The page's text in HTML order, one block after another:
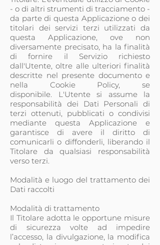
- o di altri strumenti di tracciamento -
da parte di questa Applicazione o dei
titolari dei servizi terzi utilizzati da
questa Applicazione, ove non
diversamente precisato, ha la finalità
di fornire il Servizio richiesto
dall'Utente, oltre alle ulteriori finalità
descritte nel presente documento e
nella Cookie Policy, se
disponibile. L'Utente si assume la
responsabilità dei Dati Personali di
terzi ottenuti, pubblicati o condivisi
mediante questa Applicazione e
garantisce di avere il diritto di
comunicarli o diffonderli, liberando il
Titolare da qualsiasi responsabilità
verso terzi.
Modalità e luogo del trattamento dei
Dati raccolti
Modalità di trattamento
Il Titolare adotta le opportune misure
di sicurezza volte ad impedire
l’accesso, la divulgazione, la modifica